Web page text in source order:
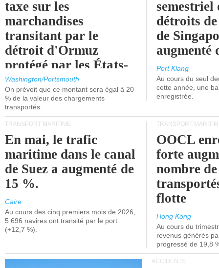
taxe sur les
marchandises
transitant par le
détroit d'Ormuz
protégé par les États-
Unis.
Washington/Portsmouth
On prévoit que ce montant sera égal à 20
% de la valeur des chargements
transportés.
semestriel
détroits
de
augmenté
Port Klang
Au cours du seul
cette année, une
enregistrée.
TRANSPORT MARITIME
En mai, le trafic
maritime dans le canal
de Suez a augmenté de
15 %.
Caire
Au cours des cinq premiers mois de 2026,
5 696 navires ont transité par le port
(+12,7 %).
TRANSPORT
OOCL
forte
nombre
flotte
Hong Kong
Au cours du
revenus générés
progressé de 19,8
ACCIDENTS